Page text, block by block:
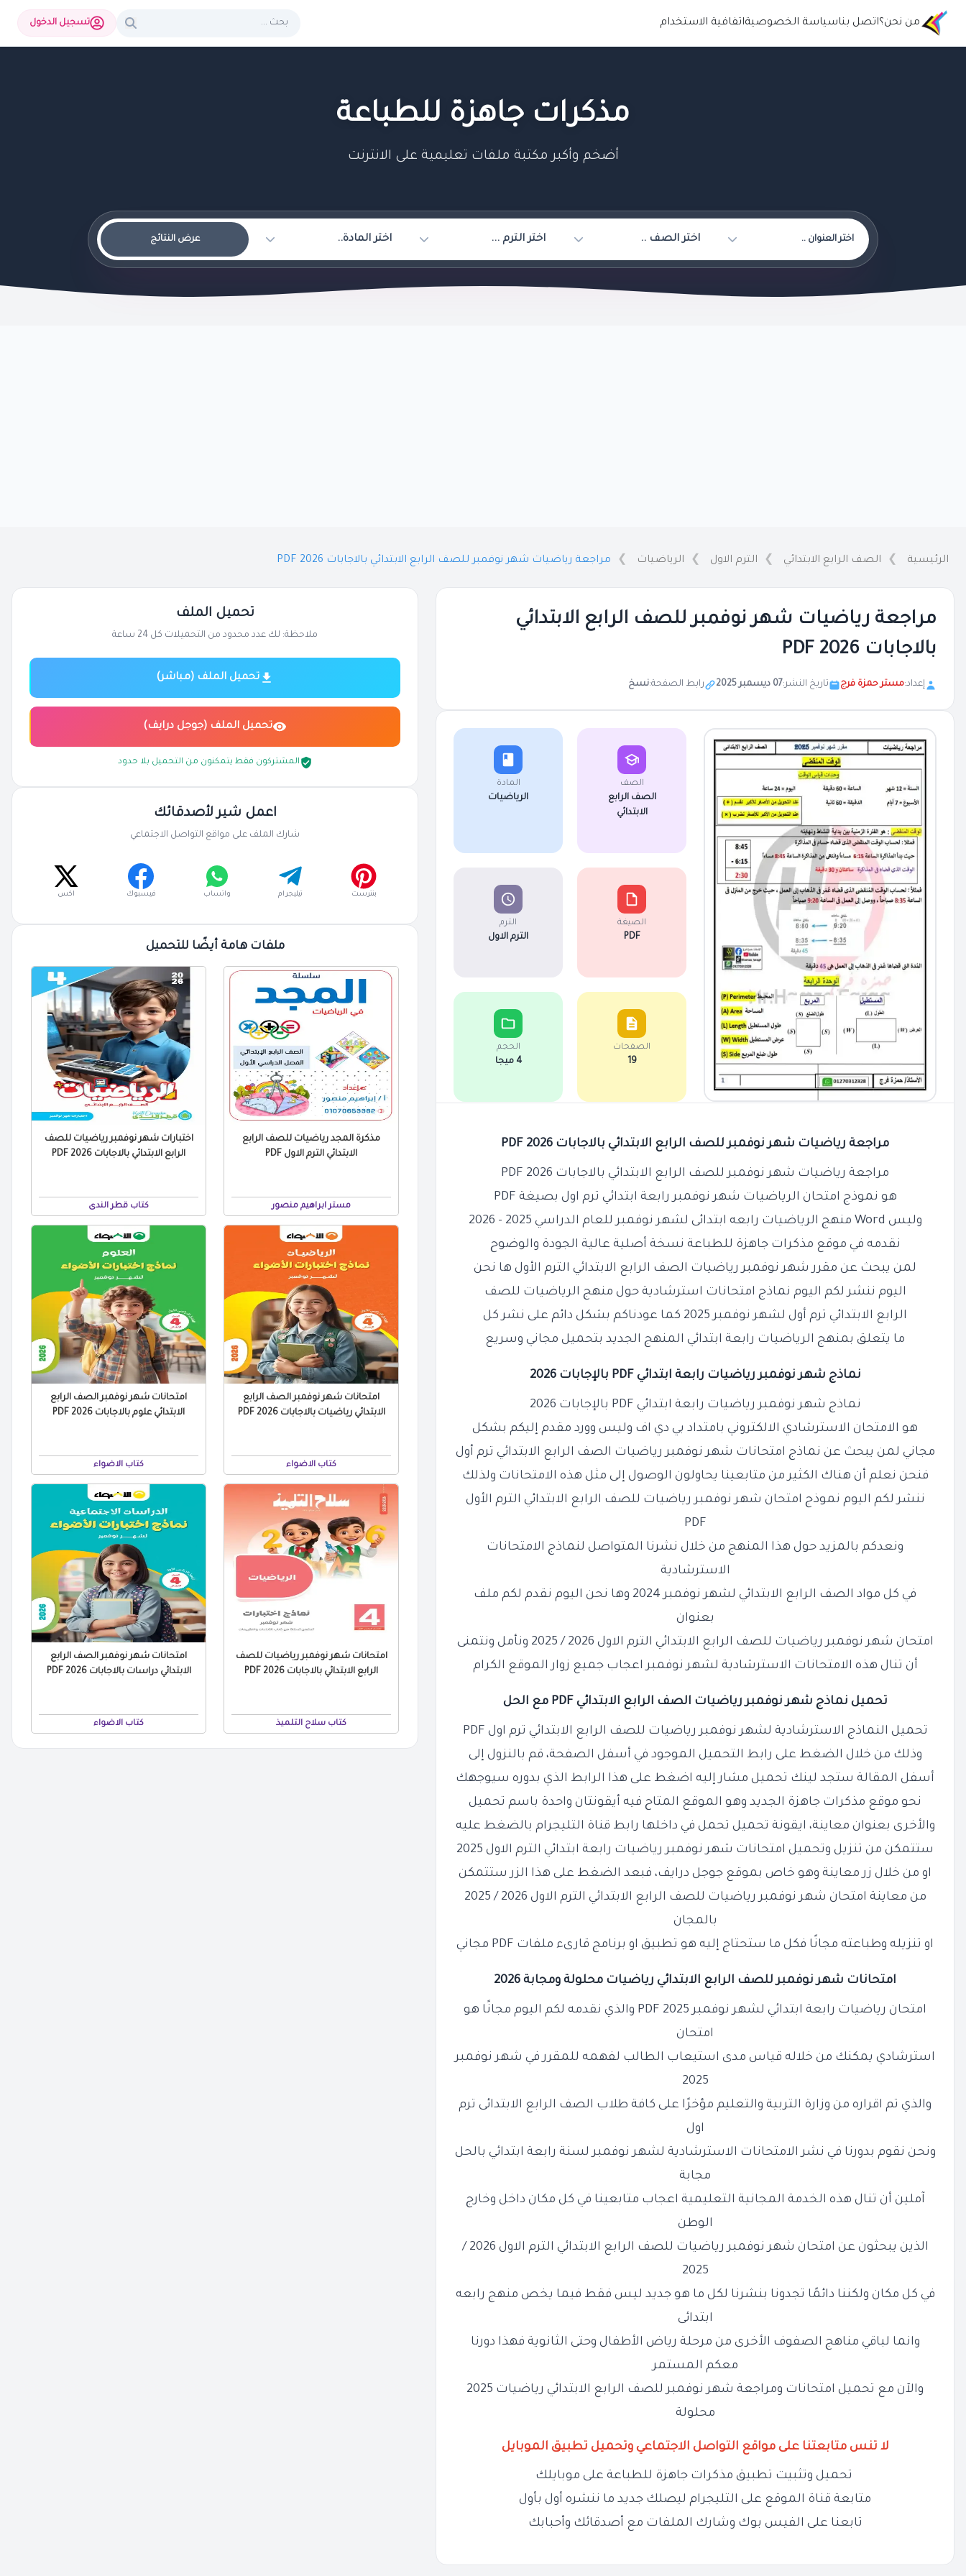
من نحن؟اتصل بناسياسة الخصوصيةاتفافية الاستخدام تسجيل الدخول
مذكرات جاهزة للطباعة
أضخم وأكبر مكتبة ملفات تعليمية على الانترنت
عرض النتائج
الرئيسية الصف الرابع الابتدائي الترم الاول الرياضيات مراجعة رياضيات شهر نوفمبر للصف الرابع الابتدائي بالاجابات 2026 PDF
مراجعة رياضيات شهر نوفمبر للصف الرابع الابتدائي
بالاجابات 2026 PDF
إعداد:مستر حمزة فرج تاريخ النشر:07 ديسمبر 2025 رابط الصفحة:نسخ
الصف
الصف الرابع
الابتدائي
المادة
الرياضيات
الصيغة
PDF
الترم
الترم الاول
الصفحات
19
الحجم
4 ميجا
مراجعة رياضيات شهر نوفمبر للصف الرابع الابتدائي بالاجابات 2026 PDF
مراجعة رياضيات شهر نوفمبر للصف الرابع الابتدائي بالاجابات 2026 PDF
هو نموذج امتحان الرياضيات شهر نوفمبر رابعة ابتدائي ترم اول بصيغة PDF
وليس Word منهج الرياضيات رابعه ابتدائى لشهر نوفمبر للعام الدراسي 2025 - 2026
نقدمه في موقع مذكرات جاهزة للطباعة نسخة أصلية عالية الجودة والوضوح
لمن يبحث عن مقرر شهر نوفمبر رياضيات الصف الرابع الابتدائي الترم الأول ها نحن
اليوم ننشر لكم اليوم نماذج امتحانات استرشادية حول منهج الرياضيات للصف
الرابع الابتدائي ترم أول لشهر نوفمبر 2025 كما عودناكم بشكل دائم على نشر كل
ما يتعلق بمنهج الرياضيات رابعة ابتدائي المنهج الجديد بتحميل مجاني وسريع
نماذج شهر نوفمبر رياضيات رابعة ابتدائي PDF بالإجابات 2026
نماذج شهر نوفمبر رياضيات رابعة ابتدائي PDF بالإجابات 2026
هو الامتحان الاسترشادي الالكتروني بامتداد بي دي اف وليس وورد مقدم إليكم بشكل
مجاني لمن يبحث عن نماذج امتحانات شهر نوفمبر رياضيات الصف الرابع الابتدائي ترم أول
فنحن نعلم أن هناك الكثير من متابعينا يحاولون الوصول إلى مثل هذه الامتحانات ولذلك
ننشر لكم اليوم نموذج امتحان شهر نوفمبر رياضيات للصف الرابع الابتدائي الترم الأول
PDF
ونعدكم بالمزيد حول هذا المنهج من خلال نشرنا المتواصل لنماذج الامتحانات
الاسترشادية
في كل مواد الصف الرابع الابتدائي لشهر نوفمبر 2024 وها نحن اليوم نقدم لكم ملف
بعنوان
امتحان شهر نوفمبر رياضيات للصف الرابع الابتدائي الترم الاول 2026 / 2025 ونأمل ونتمنى
أن تنال هذه الامتحانات الاسترشادية لشهر نوفمبر اعجاب جميع زوار الموقع الكرام
تحميل نماذج شهر نوفمبر رياضيات الصف الرابع الابتدائي PDF مع الحل
تحميل النماذج الاسترشادية لشهر نوفمبر رياضيات للصف الرابع الابتدائي ترم اول PDF
وذلك من خلال الضغط على رابط التحميل الموجود في أسفل الصفحة، قم بالنزول إلى
أسفل المقالة ستجد لينك تحميل مشار إليه اضغط على هذا الرابط الذي بدوره سيوجهك
نحو موقع مذكرات جاهزة الجديد وهو الموقع المتاح فيه أيقونتان واحدة باسم تحميل
والأخرى بعنوان معاينة، ايقونة تحميل تحمل في داخلها رابط قناة التليجرام بالضغط عليه
ستتمكن من تنزيل وتحميل امتحانات شهر نوفمبر رياضيات رابعة ابتدائي الترم الاول 2025
او من خلال زر معاينة وهو خاص بموقع جوجل درايف، فبعد الضغط على هذا الزر ستتمكن
من معاينة امتحان شهر نوفمبر رياضيات للصف الرابع الابتدائي الترم الاول 2026 / 2025
بالمجان
او تنزيله وطباعته مجانًا فكل ما ستحتاج إليه هو تطبيق او برنامج قارىء ملفات PDF مجاني
امتحانات شهر نوفمبر للصف الرابع الابتدائي رياضيات محلولة ومجابة 2026
امتحان رياضيات رابعة ابتدائي لشهر نوفمبر 2025 PDF والذي نقدمه لكم اليوم مجانًا هو
امتحان
استرشادي يمكنك من خلاله قياس مدى استيعاب الطالب لفهمه للمقرر في شهر نوفمبر
2025
والذي تم اقراره من وزارة التربية والتعليم مؤخرًا على كافة طلاب الصف الرابع الابتدائى ترم
اول
ونحن نقوم بدورنا في نشر الامتحانات الاسترشادية لشهر نوفمبر لسنة رابعة ابتدائي بالحل
مجابة
آملين أن تنال هذه الخدمة المجانية التعليمية اعجاب متابعينا في كل مكان داخل وخارج
الوطن
الذين يبحثون عن امتحان شهر نوفمبر رياضيات للصف الرابع الابتدائي الترم الاول 2026 /
2025
في كل مكان ولكننا دائمًا تجدونا بنشرنا لكل ما هو جديد ليس فقط فيما يخص منهج رابعه
ابتدائى
وانما لباقي مناهج الصفوف الأخرى من مرحلة رياض الأطفال وحتى الثانوية فهذا دورنا
معكم المستمر
والآن مع تحميل امتحانات ومراجعة شهر نوفمبر للصف الرابع الابتدائي رياضيات 2025
محلولة
لا تنس متابعتنا على مواقع التواصل الاجتماعي وتحميل تطبيق الموبايل
تحميل وتثبيت تطبيق مذكرات جاهزة للطباعة على موبايلك
متابعة قناة الموقع على التليجرام ليصلك جديد ما ننشره أول بأول
تابعنا على الفيس بوك وشارك الملفات مع أصدقائك وأحبابك
تحميل الملف
ملاحظة: لك عدد محدود من التحميلات كل 24 ساعة
تحميل الملف (مباشر)
تحميل الملف (جوجل درايف)
المشتركون فقط يتمكنون من التحميل بلا حدود
اعمل شير لأصدقائك
شارك الملف على مواقع التواصل الاجتماعي
بنترست تيليجرام واتساب فيسبوك اكس
ملفات هامة أيضًا للتحميل
مذكرة المجد رياضيات للصف الرابع
الابتدائي الترم الاول PDF
مستر ابراهيم منصور
اختبارات شهر نوفمبر رياضيات للصف
الرابع الابتدائي بالاجابات 2026 PDF
كتاب قطر الندى
امتحانات شهر نوفمبر الصف الرابع
الابتدائي رياضيات بالاجابات 2026 PDF
كتاب الاضواء
امتحانات شهر نوفمبر الصف الرابع
الابتدائي علوم بالاجابات 2026 PDF
كتاب الاضواء
امتحانات شهر نوفمبر رياضيات للصف
الرابع الابتدائي بالاجابات 2026 PDF
كتاب سلاح التلميذ
امتحانات شهر نوفمبر الصف الرابع
الابتدائي دراسات بالاجابات 2026 PDF
كتاب الاضواء